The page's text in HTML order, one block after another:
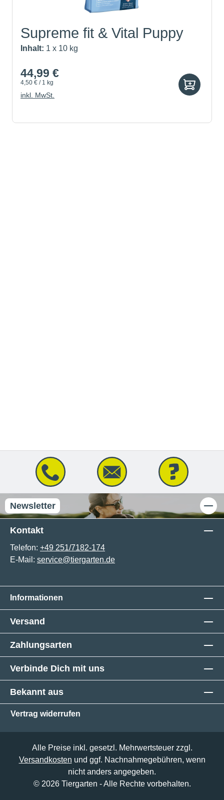
Supreme fit & Vital Puppy
Inhalt: 1 x 10 kg
44,99 €
4,50 € / 1 kg
inkl. MwSt.
Newsletter
Kontakt
Telefon: +49 251/7182-174
E-Mail: service@tiergarten.de
Informationen
Versand
Zahlungsarten
Verbinde Dich mit uns
Bekannt aus
Vertrag widerrufen
Alle Preise inkl. gesetzl. Mehrwertsteuer zzgl.
Versandkosten und ggf. Nachnahmegebühren, wenn
nicht anders angegeben.
© 2026 Tiergarten - Alle Rechte vorbehalten.